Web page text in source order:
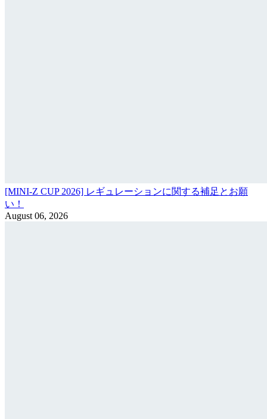
[MINI-Z CUP 2026] レギュレーションに関する補足とお願
い！
August 06, 2026